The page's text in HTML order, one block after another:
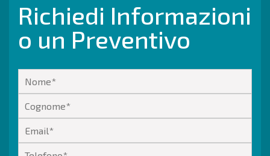
Richiedi Informazioni
o un Preventivo